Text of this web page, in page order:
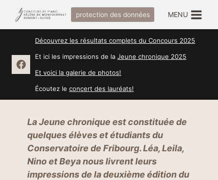
content
protection des données MENU
Découvrez les résultats complets du Concours 2025
Et ici les impressions de laJeune chronique 2025
Et voici la galerie de photos!
Écoutez leconcert des lauréats!
La Jeune chronique est constituée de
quelques élèves et étudiants du
Conservatoire de Fribourg.Léa, Leila,
Nino et Beya nous livrent leurs
impressions de la deuxième édition du